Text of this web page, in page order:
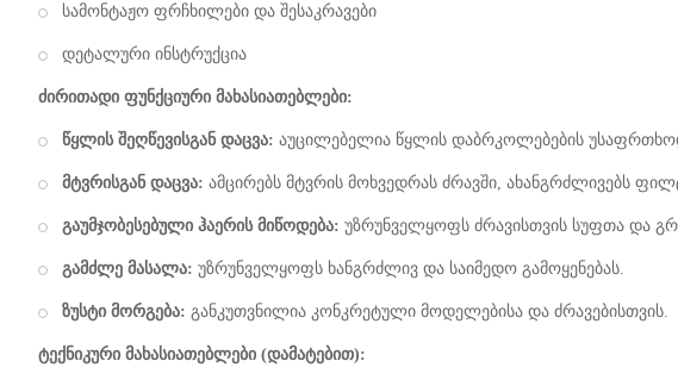
სამონტაჟო ფრჩხილები და შესაკრავები
დეტალური ინსტრუქცია
ძირითადი ფუნქციური მახასიათებლები:
წყლის შეღწევისგან დაცვა: აუცილებელია წყლის დაბრკოლებების
მტვრისგან დაცვა: ამცირებს მტვრის მოხვედრას ძრავში, ახანგრძლივებს
გაუმჯობესებული ჰაერის მიწოდება: უზრუნველყოფს ძრავისთვის სუფთა და
გამძლე მასალა: უზრუნველყოფს ხანგრძლივ და საიმედო გამოყენებას.
ზუსტი მორგება: განკუთვნილია კონკრეტული მოდელებისა და ძრავებისთვის.
ტექნიკური მახასიათებლები (დამატებით):